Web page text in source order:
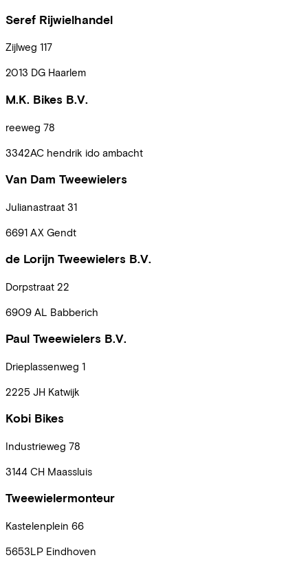
Seref Rijwielhandel
Zijlweg 117
2013 DG Haarlem
M.K. Bikes B.V.
reeweg 78
3342AC hendrik ido ambacht
Van Dam Tweewielers
Julianastraat 31
6691 AX Gendt
de Lorijn Tweewielers B.V.
Dorpstraat 22
6909 AL Babberich
Paul Tweewielers B.V.
Drieplassenweg 1
2225 JH Katwijk
Kobi Bikes
Industrieweg 78
3144 CH Maassluis
Tweewielermonteur
Kastelenplein 66
5653LP Eindhoven